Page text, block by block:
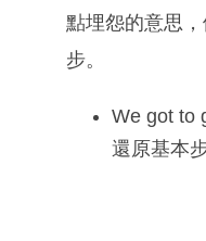
點埋怨的意思
步。
We got to
還原基本